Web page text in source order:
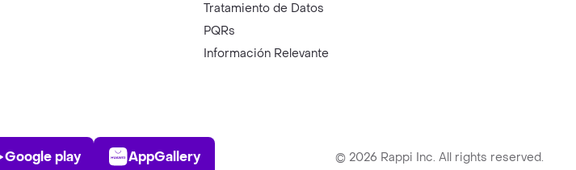
Tratamiento de Datos
PQRs
Información Relevante
Play Store
Google play
AppGallery
AppGallery © 2026 Rappi Inc. All rights reserved.